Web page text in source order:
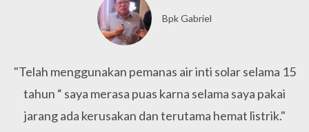
Bpk Gabriel
"Telah menggunakan pemanas air inti solar selama 15
tahun “ saya merasa puas karna selama saya pakai
jarang ada kerusakan dan terutama hemat listrik."